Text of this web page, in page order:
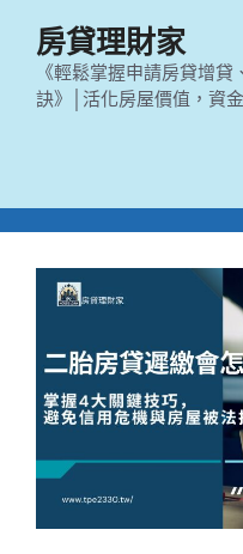
房貸理財家
《輕鬆掌握申請房貸增
訣》│活化房屋價值，資